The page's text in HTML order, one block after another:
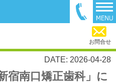
お問合せ
DATE: 2026-04-28
宿南口矯正歯科」に